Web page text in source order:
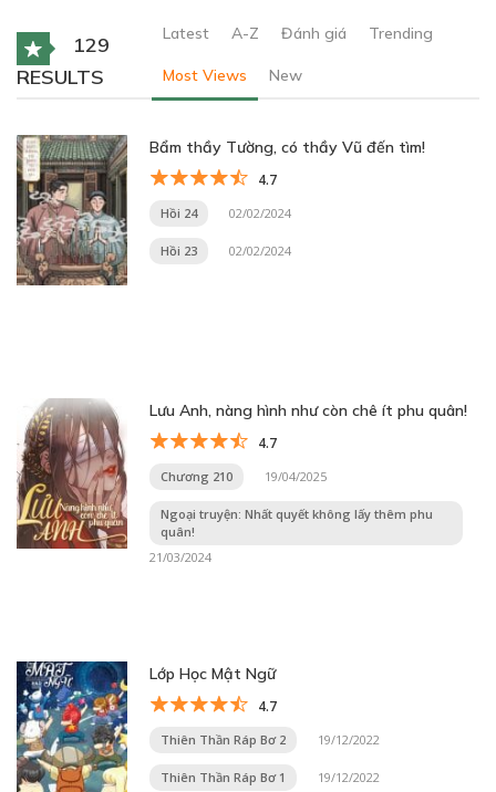
129
RESULTS
Latest A-Z Đánh giá Trending
Most Views New
Bẩm thầy Tường, có thầy Vũ đến tìm!
4.7
Hồi 24 02/02/2024
Hồi 23 02/02/2024
Lưu Anh, nàng hình như còn chê ít phu quân!
4.7
Chương 210 19/04/2025
Ngoại truyện: Nhất quyết không lấy thêm phu
quân!
21/03/2024
Lớp Học Mật Ngữ
4.7
Thiên Thần Ráp Bơ 2 19/12/2022
Thiên Thần Ráp Bơ 1 19/12/2022